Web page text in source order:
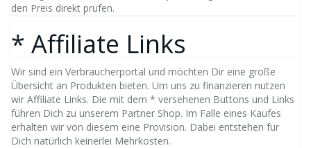
den Preis direkt prüfen.
* Affiliate Links
Wir sind ein Verbraucherportal und möchten Dir eine große
Übersicht an Produkten bieten. Um uns zu finanzieren nutzen
wir Affiliate Links. Die mit dem * versehenen Buttons und Links
führen Dich zu unserem Partner Shop. Im Falle eines Kaufes
erhalten wir von diesem eine Provision. Dabei entstehen für
Dich natürlich keinerlei Mehrkosten.